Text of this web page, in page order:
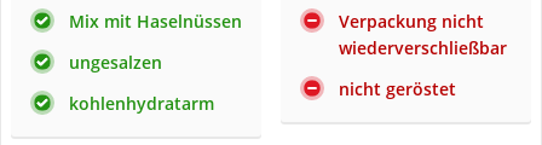
Mix mit Haselnüssen
ungesalzen
kohlenhydratarm
Verpackung nicht
wiederverschließbar
nicht geröstet